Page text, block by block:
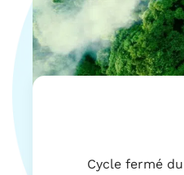
Cycle fermé